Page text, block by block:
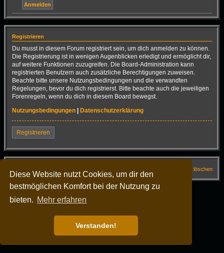
Diese Website nutzt Cookies, um dir den
bestmöglichen Komfort bei der Nutzung zu
bieten. Mehr erfahren
Verstanden!
Registrieren
Du musst in diesem Forum registriert sein, um dich anmelden zu können.
Die Registrierung ist in wenigen Augenblicken erledigt und ermöglicht dir,
auf weitere Funktionen zuzugreifen. Die Board-Administration kann
registrierten Benutzern auch zusätzliche Berechtigungen zuweisen.
Beachte bitte unsere Nutzungsbedingungen und die verwandten
Regelungen, bevor du dich registrierst. Bitte beachte auch die jeweiligen
Forenregeln, wenn du dich in diesem Board bewegst.
Nutzungsbedingungen | Datenschutzerklärung
Registrieren
Alle Cookies löschen
Alle Zeiten sind
UTC+02:00
Deutsche Übersetzung durch
Datenschutz|Nutzungsbedingungen